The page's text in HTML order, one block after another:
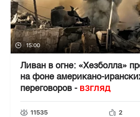
15:00
Ливан в огне: «Хезболла»
на фоне американо-
переговоров - ВЗГЛЯД
11535 2